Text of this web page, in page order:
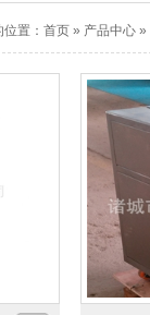
置： 首页» 产品中心»